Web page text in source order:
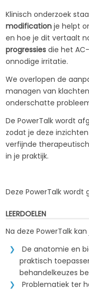
Klinisch onderzoek
modification je helpt
en hoe je dit vertaalt
progressies die het
onnodige irritatie.
We overlopen de
managen van
onderschatte
De PowerTalk wordt
zodat je deze
verfijnde
in je praktijk.
Deze PowerTalk wordt
LEERDOELEN
Na deze PowerTalk kan
De anatomie en
praktisch
behandelkeuzes
Problematiek ter